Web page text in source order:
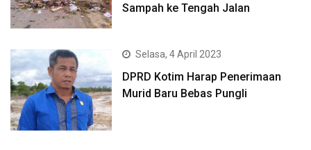
Sampah ke Tengah Jalan
Selasa, 4 April 2023
DPRD Kotim Harap Penerimaan
Murid Baru Bebas Pungli